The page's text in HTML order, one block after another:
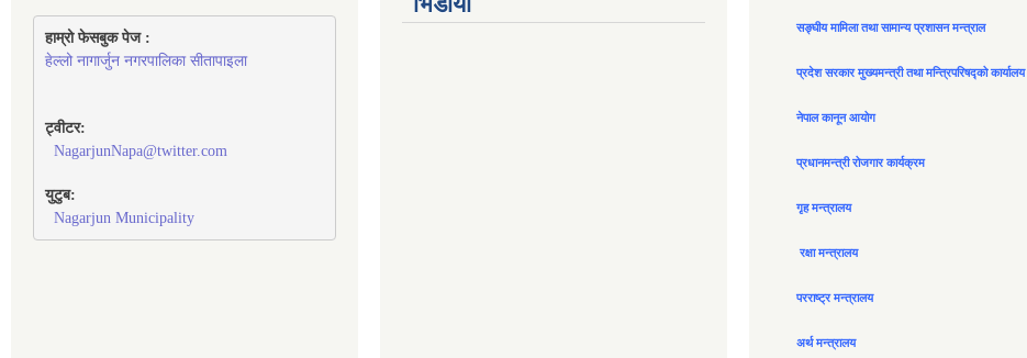
हाम्रो फेसबुक पेज :
हेल्लो नागार्जुन नगरपालिका सीतापाइला
ट्वीटर:
NagarjunNapa@twitter.com
युटुब:
Nagarjun Municipality
सङ्घीय मामिला तथा सामान्य प्रशासन मन्त्राल
प्रदेश सरकार मुख्यमन्त्री तथा मन्त्रिपरिषद्को कार्यालय
नेपाल कानून आयोग
प्रधानमन्त्री रोजगार कार्यक्रम
गृह मन्त्रालय
रक्षा मन्त्रालय
परराष्ट्र मन्त्रालय
अर्थ मन्त्रालय